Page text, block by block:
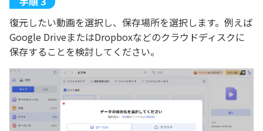
復元したい動画を選択し、保存場所を選択します。例えば
Google DriveまたはDropboxなどのクラウドディスクに
保存することを検討してください。